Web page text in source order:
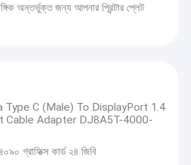
অন্তর্ভুক্ত জন্য আপনার প্রিন্টার প্লেট
C (Male) To DisplayPort 1.4
Cable Adapter DJ8A5T-4000-
গ্রাফিক্স কার্ড ২৪ জিবি